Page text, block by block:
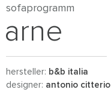
sofaprogramm
arne
hersteller: b&b italia
designer: antonio citterio